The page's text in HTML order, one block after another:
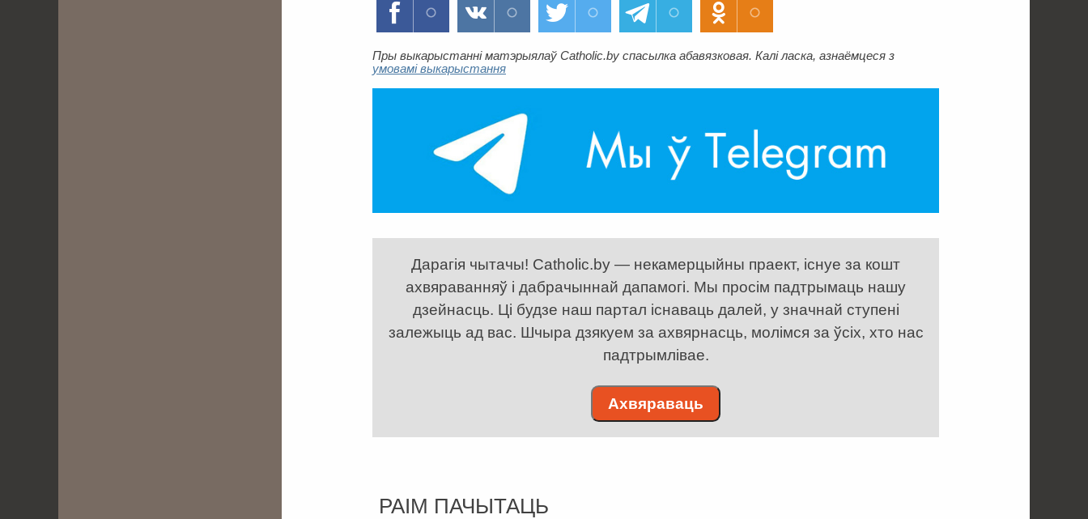
Пры выкарыстанні матэрыялаў Catholic.by спасылка абавязковая. Калі ласка, азнаёмцеся з
умовамі выкарыстання
Дарагія чытачы! Catholic.by — некамерцыйны праект, існуе за кошт
ахвяраванняў і дабрачыннай дапамогі. Мы просім падтрымаць нашу
дзейнасць. Ці будзе наш партал існаваць далей, у значнай ступені
залежыць ад вас. Шчыра дзякуем за ахвярнасць, молімся за ўсіх, хто нас
падтрымлівае.
Ахвяраваць
РАІМ ПАЧЫТАЦЬ